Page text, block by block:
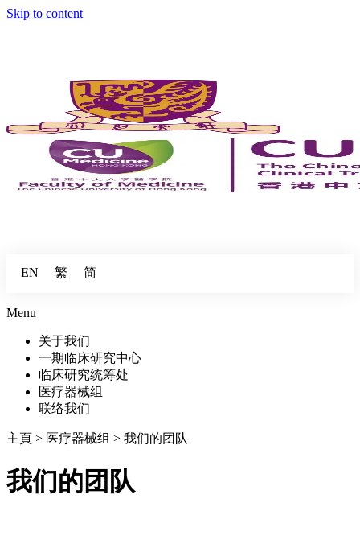
Skip to content
EN 繁 简
Menu
关于我们
一期临床研究中心
临床研究统筹处
医疗器械组
联络我们
主頁 > 医疗器械组 > 我们的团队
我们的团队